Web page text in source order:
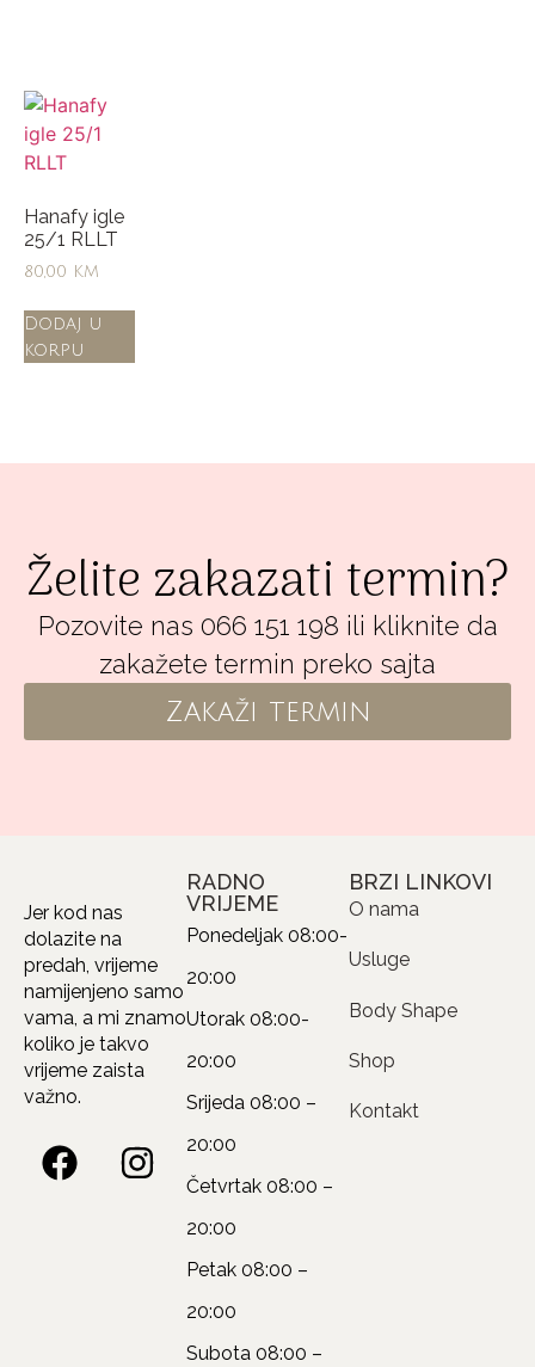
Hanafy igle
25/1 RLLT
80,00 KM
Dodaj u
korpu
Želite zakazati termin?
Pozovite nas 066 151 198 ili kliknite da
zakažete termin preko sajta
Zakaži termin
Jer kod nas
dolazite na
predah, vrijeme
namijenjeno samo
vama, a mi znamo
koliko je takvo
vrijeme zaista
važno.
RADNO
VRIJEME
Ponedeljak 08:00-
20:00
Utorak 08:00-
20:00
Srijeda 08:00 –
20:00
Četvrtak 08:00 –
20:00
Petak 08:00 –
20:00
Subota 08:00 –
BRZI LINKOVI
O nama
Usluge
Body Shape
Shop
Kontakt